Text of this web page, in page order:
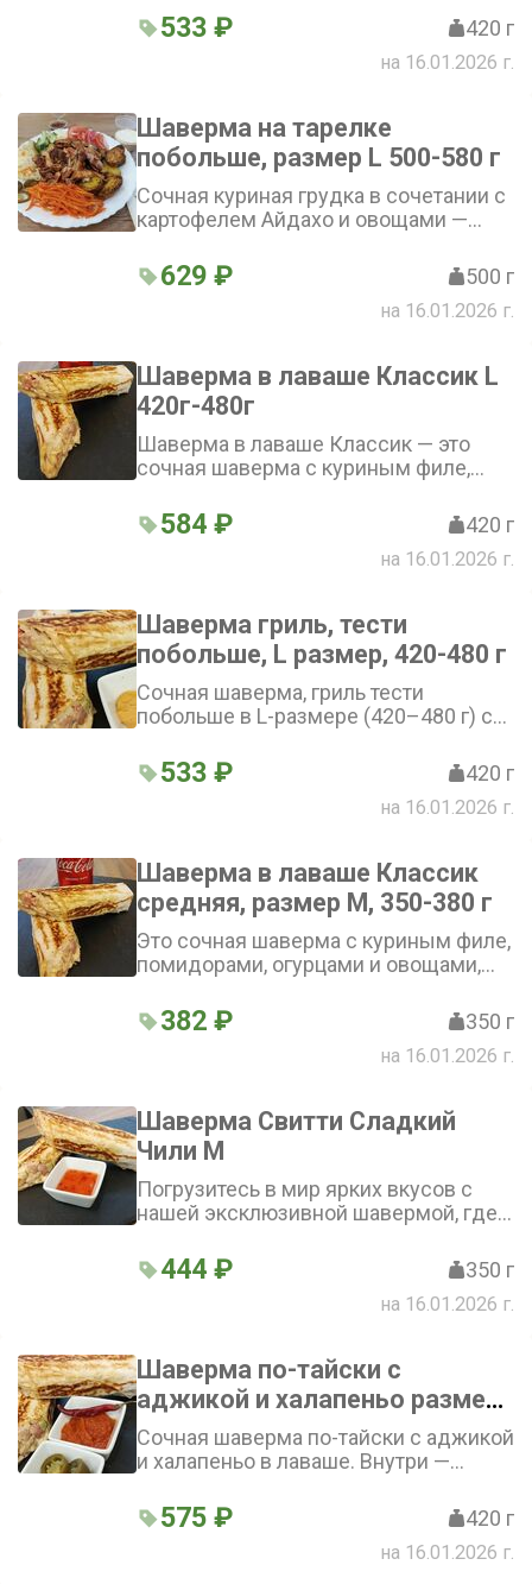
соусом сладкий чили, свежими
овощами
533 ₽ 420 г
на 16.01.2026 г.
Шаверма на тарелке
побольше, размер L 500-580 г
Сочная куриная грудка в сочетании с
картофелем Айдахо и овощами —
помидорами и огурцами, перцем
халапеньо. Плюс лаваш
приготовленный на гриле. Дополнено
морковью по-корейски. Подаётся на
тарелке. Не забудьте приобрести
Морс к тарелке! Внимание! Смотрите
ниже: «Добавки в шаверму» и «Не
класть в шаверму»
629 ₽ 500 г
на 16.01.2026 г.
Шаверма в лаваше Классик L
420г-480г
Шаверма в лаваше Классик — это
сочная шаверма с куриным филе,
и заправленная фирменным
соусомВнимание! Смотрите
ниже:«Добавки в шаверму» и «Не
584 ₽ 420 г
на 16.01.2026 г.
Шаверма гриль, тести
побольше, L размер, 420-480 г
Сочная шаверма, гриль тести
побольше в L-размере (420–480 г) с
овощи: помидоры, огурцы, лук и
салат. Лаваш пропитан соусом, а
гриль тести придаёт блюду особый
«Добавки в шаверму» и «Что не
класть в шаверму»
533 ₽ 420 г
на 16.01.2026 г.
Шаверма в лаваше Классик
средняя, размер М, 350-380 г
Это сочная шаверма с куриным филе,
помидорами, огурцами и овощами,
заправленная фирменным соусом.
Внимание! Смотрите ниже: «Добавки
в шаверму» и «Что не класть в
382 ₽ 350 г
на 16.01.2026 г.
Шаверма Свитти Сладкий
Чили М
Погрузитесь в мир ярких вкусов с
нашей эксклюзивной шавермой, где
сочетается с пикантным соусом
сладкий Чили, а свежесть овощей
придаёт блюду неповторимую
444 ₽ 350 г
на 16.01.2026 г.
Шаверма по-тайски с
аджикой и халапеньо размер
L (побольше, 420-450 г)
Сочная шаверма по-тайски с аджикой
и халапеньо в лаваше. Внутри —
огурец, лук, морковка по-корейски и
маринованная капуста. Острота
халапеньо и пикантность аджики
575 ₽ 420 г
на 16.01.2026 г.